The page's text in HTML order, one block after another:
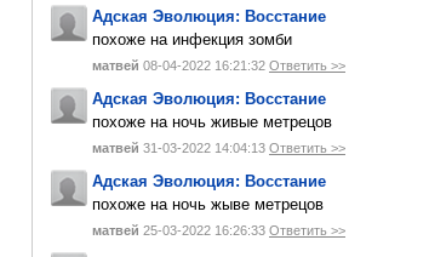
Адская Эволюция: Восстание
похоже на инфекция зомби
матвей 08-04-2022 16:21:32 Ответить >>
Адская Эволюция: Восстание
похоже на ночь живые метрецов
матвей 31-03-2022 14:04:13 Ответить >>
Адская Эволюция: Восстание
похоже на ночь жыве метрецов
матвей 25-03-2022 16:26:33 Ответить >>